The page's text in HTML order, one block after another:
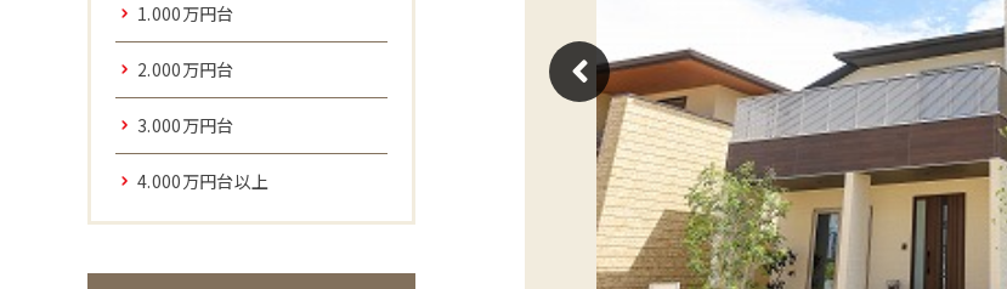
1.000万円台
2.000万円台
3.000万円台
4.000万円台以上